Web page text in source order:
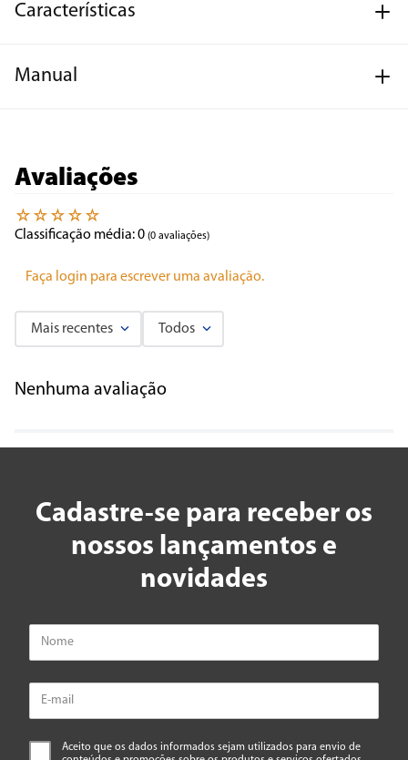
Características
Manual
Avaliações
☆ ☆ ☆ ☆ ☆
Classificação média: 0 (0 avaliações)
Faça login para escrever uma avaliação.
Mais recentes Todos
Nenhuma avaliação
Cadastre-se para receber os
nossos lançamentos e
novidades
Aceito que os dados informados sejam utilizados para envio de